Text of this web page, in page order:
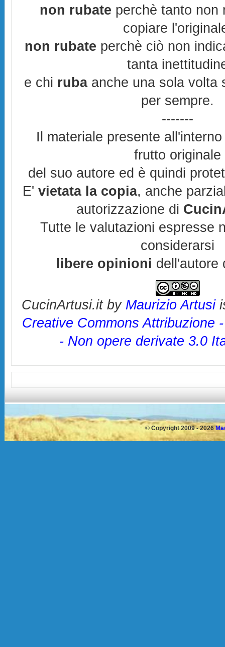
non rubate perchè tanto non
copiare
non rubate perchè ciò non
tanta
e chi rubaanche una sola volta
per sempre.
-------
Il materiale presente
frutto originale
del suo autore ed è quindi
E'vietata la copia, anche
autorizzazione di
Tutte le valutazioni espresse
considerarsi
libere opinioni dell'autore
CucinArtusi.itby Maurizio Artusi
Creative Commons Attribuzione
- Non opere derivate 3.0
© Copyright 2009 - 2026